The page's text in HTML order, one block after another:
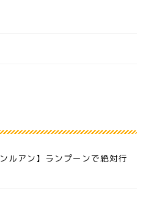
ルアン】ランプーンで絶対行